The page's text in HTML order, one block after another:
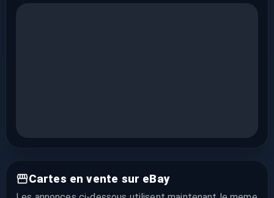
Cartes en vente sur eBay